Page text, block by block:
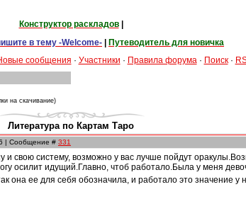
Конструктор раскладов|
в тему -Welcome-
Путеводитель для новичка
сообщения · Участники · Правила форума · Поиск·
на скачивание)
Литература по Картам Таро
| Сообщение # 331
и свою систему, возможно у вас лучше пойдут
осилит идущий.Главно, чтоб работало.Была у меня
она ее для себя обозначила, и работало это значение у